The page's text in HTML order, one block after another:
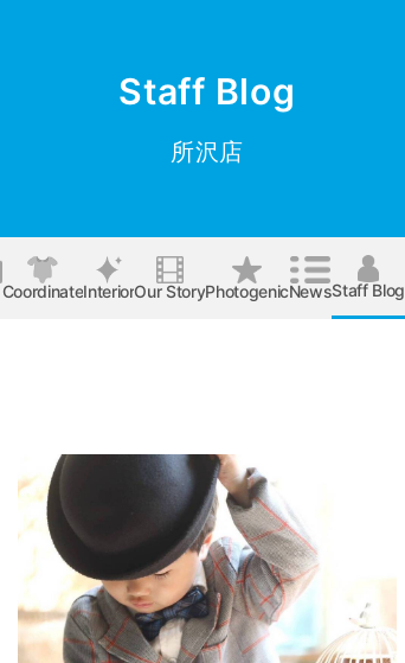
Staff Blog
所沢店
CoordinateInteriorOur StoryPhotogenicNewsStaff Blog